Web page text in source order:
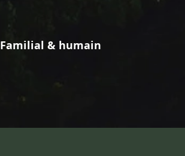
Familial & humain